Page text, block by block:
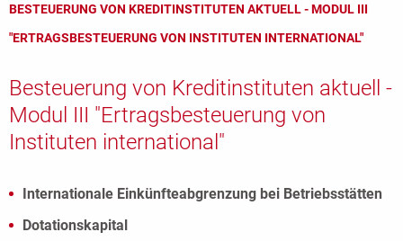
BESTEUERUNG VON KREDITINSTITUTEN AKTUELL - MODUL III
"ERTRAGSBESTEUERUNG VON INSTITUTEN INTERNATIONAL"
Besteuerung von Kreditinstituten aktuell -
Modul III "Ertragsbesteuerung von
Instituten international"
Internationale Einkünfteabgrenzung bei Betriebsstätten
Dotationskapital